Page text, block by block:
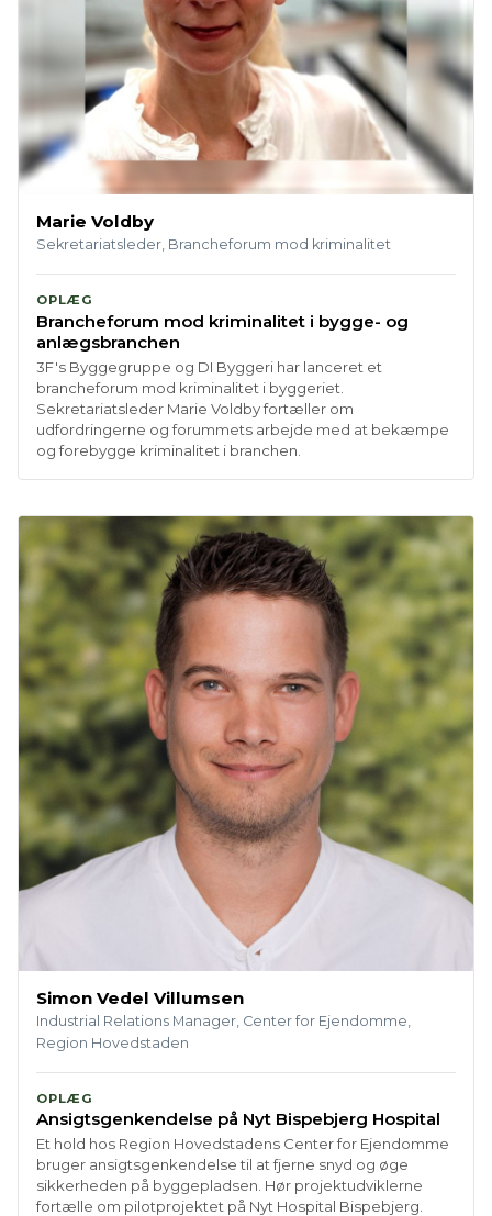
Marie Voldby
Sekretariatsleder, Brancheforum mod kriminalitet
OPLÆG
Brancheforum mod kriminalitet i bygge- og
anlægsbranchen
3F's Byggegruppe og DI Byggeri har lanceret et
brancheforum mod kriminalitet i byggeriet.
Sekretariatsleder Marie Voldby fortæller om
udfordringerne og forummets arbejde med at bekæmpe
og forebygge kriminalitet i branchen.
Simon Vedel Villumsen
Industrial Relations Manager, Center for Ejendomme,
Region Hovedstaden
OPLÆG
Ansigtsgenkendelse på Nyt Bispebjerg Hospital
Et hold hos Region Hovedstadens Center for Ejendomme
bruger ansigtsgenkendelse til at fjerne snyd og øge
sikkerheden på byggepladsen. Hør projektudviklerne
fortælle om pilotprojektet på Nyt Hospital Bispebjerg.